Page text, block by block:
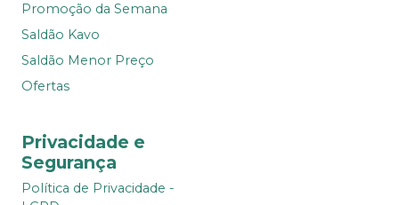
Promoção da Semana
Saldão Kavo
Saldão Menor Preço
Ofertas
Privacidade e
Segurança
Política de Privacidade -